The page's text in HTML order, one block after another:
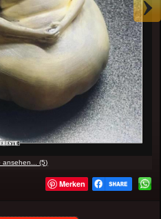
ansehen... (5)
Merken